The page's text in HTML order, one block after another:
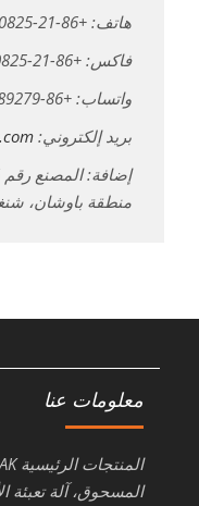
هاتف: +86-21-34710825
فاكس: +86-21-34710825
واتساب: +86-18912389279
بريد إلكتروني:
منطقة باوشان،
معلومات عنا
المسحوق، آلة تعبئة